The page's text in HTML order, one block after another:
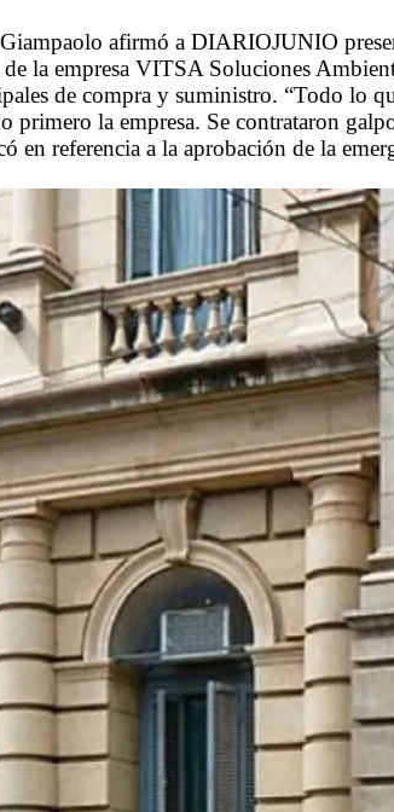
afirmó a DIARIOJUNIO
la empresa VITSA Soluciones
de compra y suministro. “Todo lo
primero la empresa. Se contrataron
en referencia a la aprobación de la